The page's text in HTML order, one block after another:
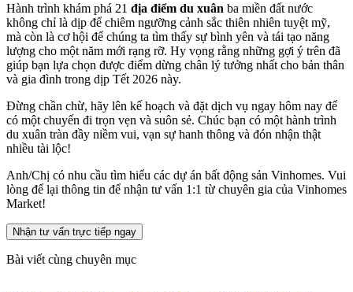
Hành trình khám phá 21 địa điểm du xuân ba miền đất nước
không chỉ là dịp để chiêm ngưỡng cảnh sắc thiên nhiên tuyệt mỹ,
mà còn là cơ hội để chúng ta tìm thấy sự bình yên và tái tạo năng
lượng cho một năm mới rạng rỡ. Hy vọng rằng những gợi ý trên đã
giúp bạn lựa chọn được điểm dừng chân lý tưởng nhất cho bản thân
và gia đình trong dịp Tết 2026 này.
Đừng chần chừ, hãy lên kế hoạch và đặt dịch vụ ngay hôm nay để
có một chuyến đi trọn vẹn và suôn sẻ. Chúc bạn có một hành trình
du xuân tràn đầy niềm vui, vạn sự hanh thông và đón nhận thật
nhiều tài lộc!
Anh/Chị có nhu cầu tìm hiểu các dự án bất động sản Vinhomes. Vui
lòng để lại thông tin để nhận tư vấn 1:1 từ chuyên gia của Vinhomes
Market!
Nhận tư vấn trực tiếp ngay
Bài viết cùng chuyên mục